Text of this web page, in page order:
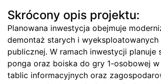
Skrócony opis projektu:
Planowana inwestycja obejmuje
demontaż starych i
publicznej. W ramach inwestycji
ponga oraz boiska do gry 1-osobowej
tablic informacyjnych oraz